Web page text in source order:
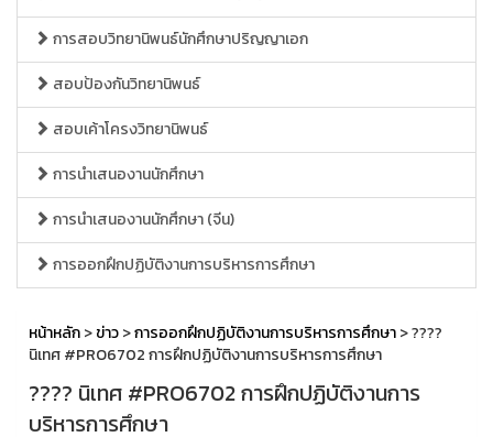
การสอบวิทยานิพนธ์นักศึกษาปริญญาเอก
สอบป้องกันวิทยานิพนธ์
สอบเค้าโครงวิทยานิพนธ์
การนำเสนองานนักศึกษา
การนำเสนองานนักศึกษา (จีน)
การออกฝึกปฏิบัติงานการบริหารการศึกษา
หน้าหลัก>ข่าว>การออกฝึกปฏิบัติงานการบริหารการศึกษา> ????
นิเทศ #PRO6702 การฝึกปฏิบัติงานการบริหารการศึกษา
???? นิเทศ #PRO6702 การฝึกปฏิบัติงานการ
บริหารการศึกษา